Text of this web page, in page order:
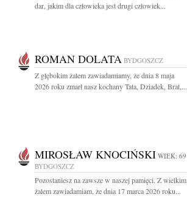
dar, jakim dla człowieka jest drugi człowiek...
ROMAN DOLATA BYDGOSZCZ
Z głębokim żalem zawiadamiamy, że dnia 8 maja
2026 roku zmarł nasz kochany Tata, Dziadek, Brat,...
MIROSŁAW KNOCIŃSKI WIEK: 69
BYDGOSZCZ
Pozostaniesz na zawsze w naszej pamięci. Z wielkim
żalem zawiadamiam, że dnia 17 marca 2026 roku...